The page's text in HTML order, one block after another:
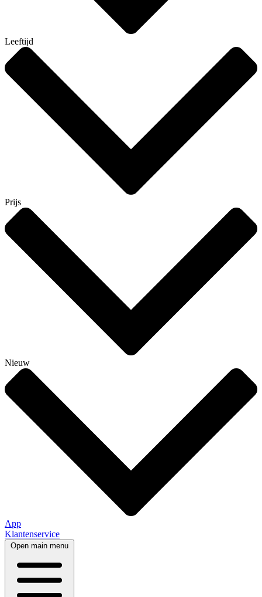
Leeftijd
Prijs
Nieuw
App
Klantenservice
Open main menu